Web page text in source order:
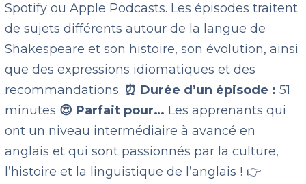
Spotify ou Apple Podcasts. Les épisodes traitent
de sujets différents autour de la langue de
Shakespeare et son histoire, son évolution, ainsi
que des expressions idiomatiques et des
recommandations. ⏰ Durée d’un épisode :51
minutes 😍 Parfait pour… Les apprenants qui
ont un niveau intermédiaire à avancé en
anglais et qui sont passionnés par la culture,
l’histoire et la linguistique de l’anglais ! 👉